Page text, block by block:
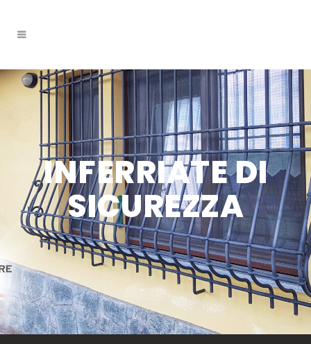
INFERRIATE DI
SICUREZZA